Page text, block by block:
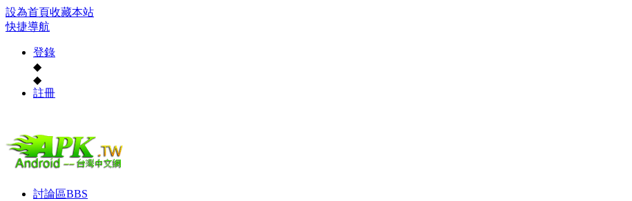
設為首頁收藏本站
快捷導航
登錄
◆
◆
註冊
討論區BBS